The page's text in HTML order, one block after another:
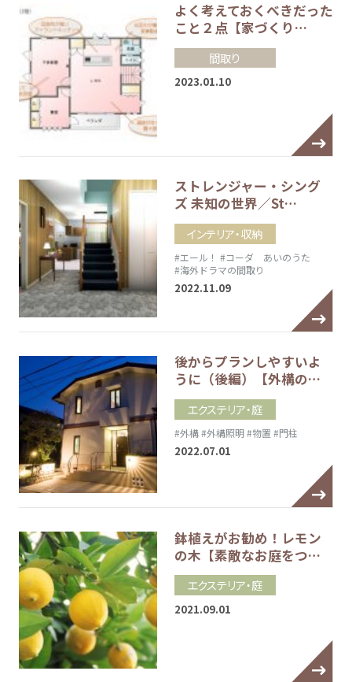
よく考えておくべきだった
こと２点【家づくり…
間取り
2023.01.10
ストレンジャー・シング
ズ 未知の世界／St…
インテリア・収納
#エール！ #コーダ あいのうた
#海外ドラマの間取り
2022.11.09
後からプランしやすいよ
うに（後編）【外構の…
エクステリア・庭
#外構#外構照明 #物置 #門柱
2022.07.01
鉢植えがお勧め！レモン
の木【素敵なお庭をつ…
エクステリア・庭
2021.09.01